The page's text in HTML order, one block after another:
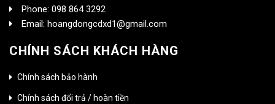
Phone: 098 864 3292
Email: hoangdongcdxd1@gmail.com
CHÍNH SÁCH KHÁCH HÀNG
Chính sách bảo hành
Chính sách đổi trả / hoàn tiền